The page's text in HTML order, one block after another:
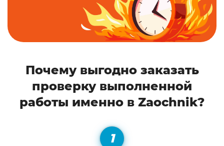
Почему выгодно заказать
проверку выполненной
работы именно в Zaochnik?